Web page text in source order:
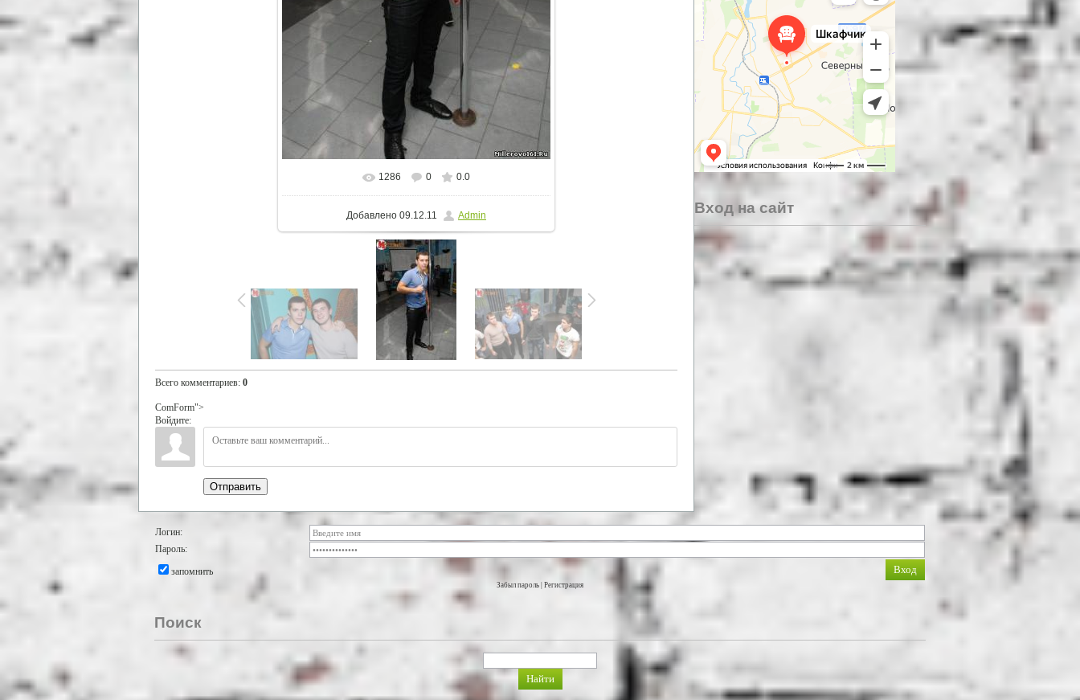
В реальном размере 514x768
1286 0 0.0
Добавлено 09.12.11 Admin
Всего комментариев: 0
ComForm">
Войдите:
Отправить
Вход на сайт
Логин:
Пароль:
запомнить
Забыл пароль Регистрация
Поиск